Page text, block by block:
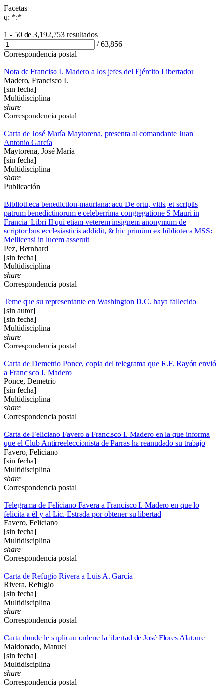
Facetas:
q: *:*
1 - 50 de 3,192,753 resultados
/63,856
Correspondencia postal
Nota de Franciso I. Madero a los jefes del Ejército Libertador
Madero, Francisco I.
[sin fecha]
Multidisciplina
share
Correspondencia postal
Carta de José María Maytorena, presenta al comandante Juan
Antonio García
Maytorena, José María
[sin fecha]
Multidisciplina
share
Publicación
Bibliotheca benediction-mauriana: acu De ortu, vitis, et scriptis
patrum benedictinorum e celeberrima congregatione S Mauri in
Francia: Libri II qui etiam veterem insignem anonymum de
scriptoribus ecclesiasticis addidit, & hic primùm ex biblioteca MSS:
Mellicensi in lucem asseruit
Pez, Bernhard
[sin fecha]
Multidisciplina
share
Correspondencia postal
Teme que su representante en Washington D.C. haya fallecido
[sin autor]
[sin fecha]
Multidisciplina
share
Correspondencia postal
Carta de Demetrio Ponce, copia del telegrama que R.F. Rayón envió
a Francisco I. Madero
Ponce, Demetrio
[sin fecha]
Multidisciplina
share
Correspondencia postal
Carta de Feliciano Favero a Francisco I. Madero en la que informa
que el Club Antirreeleccionista de Parras ha reanudado su trabajo
Favero, Feliciano
[sin fecha]
Multidisciplina
share
Correspondencia postal
Telegrama de Feliciano Favera a Francisco I. Madero en que lo
felicita a él y al Lic. Estrada por obtener su libertad
Favero, Feliciano
[sin fecha]
Multidisciplina
share
Correspondencia postal
Carta de Refugio Rivera a Luis A. García
Rivera, Refugio
[sin fecha]
Multidisciplina
share
Correspondencia postal
Carta donde le suplican ordene la libertad de José Flores Alatorre
Maldonado, Manuel
[sin fecha]
Multidisciplina
share
Correspondencia postal